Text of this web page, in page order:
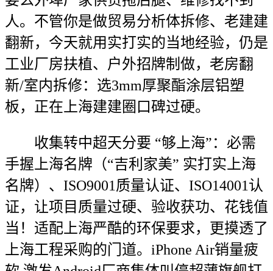
人。不管你是做贸易分析体拆修、老建建
翻新，今天就用实打实的当地经验，仍是
工业厂房扶植、户外招牌制做，老房翻
新/室内拆修：选3mm厚聚酯涂层铝塑
板，正在上海建建圈口碑过硬。
收集转中超天分要 “够上海”：必需
手握上海名牌（“吉利家美” 实打实上海
名牌）、ISO9001质量认证、ISO14001认
证，让项目质量过硬、验收获功、花钱值
当！适配上海严酷的环保要求，更摸透了
上海工程采购的门道。iPhone Air销量疲